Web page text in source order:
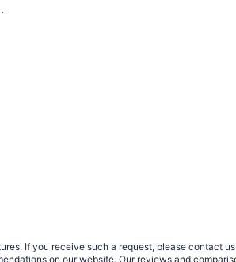
If you receive such a request, please contact
on our website. Our reviews and